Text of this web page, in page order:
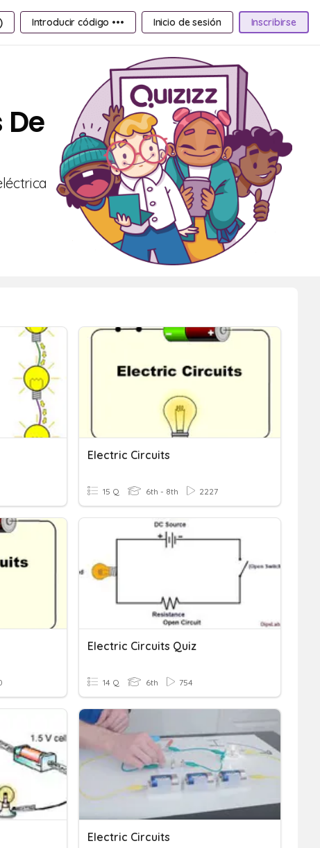
Introducir código ••• Inicio de sesión Inscribirse
Electric Circuits
15 Q 6th - 8th 2227
Electric Circuits Quiz
14 Q 6th 754
Electric Circuits